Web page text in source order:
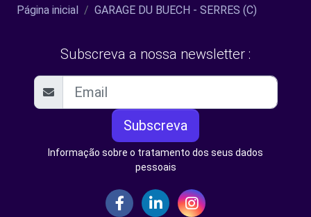
Página inicial GARAGE DU BUECH - SERRES (C)
Subscreva a nossa newsletter :
Subscreva
Informação sobre o tratamento dos seus dados
pessoais